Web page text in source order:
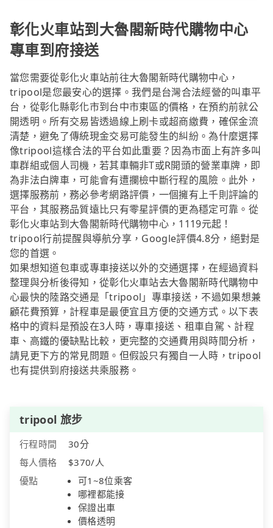
彰化火車站到大魯閣新時代購物中心
專車到府接送
當您需要從彰化火車站前往大魯閣新時代購物中心，
tripool是您最安心的選擇。我們是台灣合法經營的叫車平
台，從彰化縣彰化市到台中市東區的價格，在預約前就公
開透明。所有交易皆透過線上刷卡或超商繳費，確保金流
清楚，避免了傳統現金交易可能發生的糾紛。為什麼選擇
像tripool這樣合法的平台如此重要？因為市面上有許多叫
車群組或個人司機，若其車輛非T或R開頭的營業車牌，即
為非法白牌車，可能會有遭攔檢中斷行程的風險。此外，
選擇服務前，務必參考網路評價，一個擁有上千則評論的
平台，其服務品質遠比只有零星評價的更為穩定可靠。從
彰化火車站到大魯閣新時代購物中心，1119元起！
tripool行前提醒與導航分享，Google評價4.8分，絕對是
您的首選。
如果想知道包車或專車接送以外的交通選擇，在經過資料
整理與分析後得知，從彰化火車站去大魯閣新時代購物中
心最快的陸路交通是「tripool」專車接送，不過如果想兼
顧花費預算，計程車是最便宜且方便的交通方式。以下表
格中的資料是預設在3人時，專車接送、租車自駕、計程
車、高鐵的優缺點比較，更完整的交通費用與時間分析，
請見更下方的常見問題。但假設只有獨自一人時，tripool
也有提供到府接送共乘服務。
tripool 旅步
行程時間
30分
每人價格
$370/人
優點
可1~8位乘客
哪裡都能接
保證出車
價格透明